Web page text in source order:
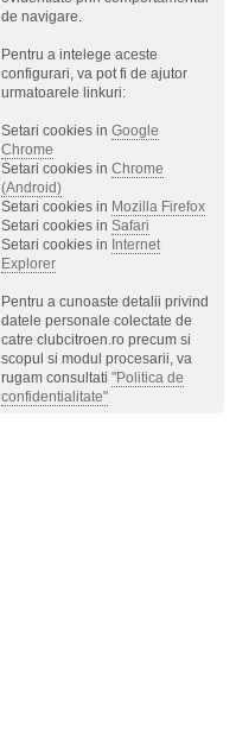
de navigare.
Pentru a intelege aceste
configurari, va pot fi de ajutor
urmatoarele linkuri:
Setari cookies in Google
Chrome
Setari cookies in Chrome
(Android)
Setari cookies in Mozilla Firefox
Setari cookies in Safari
Setari cookies in Internet
Explorer
Pentru a cunoaste detalii privind
datele personale colectate de
catre clubcitroen.ro precum si
scopul si modul procesarii, va
rugam consultati "Politica de
confidentialitate"